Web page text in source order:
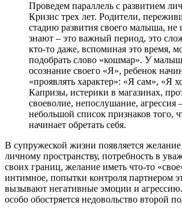
Проведем параллель с развитием
Кризис трех лет. Родители,
стадию развития своего малыша,
знают – это важный период, это
кто-то даже, вспоминая это время,
подобрать слово «кошмар». У
осознание своего «Я», ребенок
«проявлять характер»: «Я сам», «Я
Капризы, истерики в магазинах,
своеволие, непослушание, агрессия
небольшой список признаков того,
начинает обретать себя.
В супружеской жизни появляется
личному пространству, потребность в
своих границ, желание иметь что-то
интимное, попытки контроля партнером
вызывают негативные эмоции и
особо обостряется недовольство второй